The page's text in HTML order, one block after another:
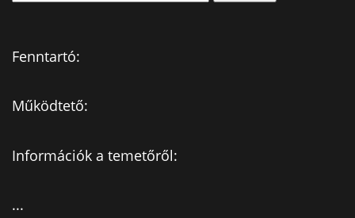
Fenntartó:
Működtető:
Információk a temetőről:
...